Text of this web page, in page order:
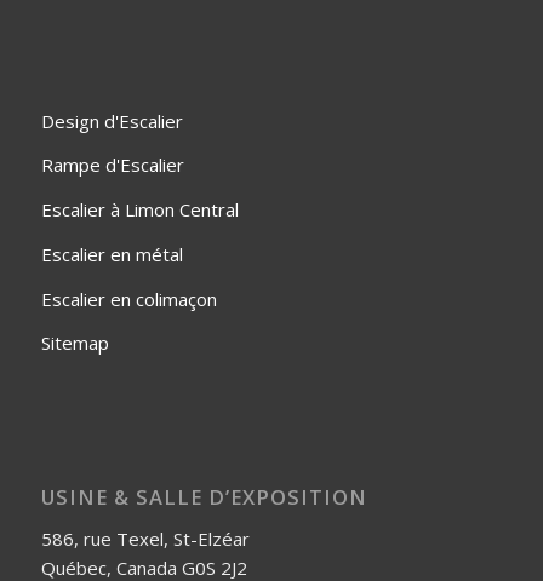
Design d'Escalier
Rampe d'Escalier
Escalier à Limon Central
Escalier en métal
Escalier en colimaçon
Sitemap
USINE & SALLE D’EXPOSITION
586, rue Texel, St-Elzéar
Québec, Canada G0S 2J2